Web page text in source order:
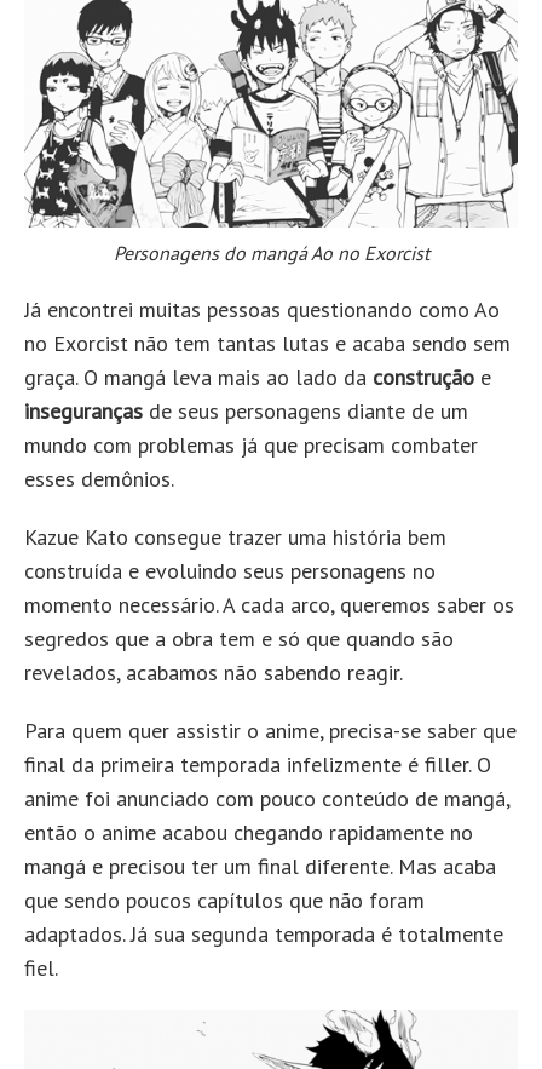
Personagens do mangá Ao no Exorcist
Já encontrei muitas pessoas questionando como Ao
no Exorcist não tem tantas lutas e acaba sendo sem
graça. O mangá leva mais ao lado da construção e
inseguranças de seus personagens diante de um
mundo com problemas já que precisam combater
esses demônios.
Kazue Kato consegue trazer uma história bem
construída e evoluindo seus personagens no
momento necessário. A cada arco, queremos saber os
segredos que a obra tem e só que quando são
revelados, acabamos não sabendo reagir.
Para quem quer assistir o anime, precisa-se saber que
final da primeira temporada infelizmente é filler. O
anime foi anunciado com pouco conteúdo de mangá,
então o anime acabou chegando rapidamente no
mangá e precisou ter um final diferente. Mas acaba
que sendo poucos capítulos que não foram
adaptados. Já sua segunda temporada é totalmente
fiel.